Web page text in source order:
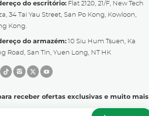
do escritório: Flat 2120, 21/F, New Tech
34 Tai Yau Street, San Po Kong, Kowloon,
Kong.
do armazém: 10 Siu Hum Tsuen, Ka
Road, San Tin, Yuen Long, NT HK
receber ofertas exclusivas e muito mais